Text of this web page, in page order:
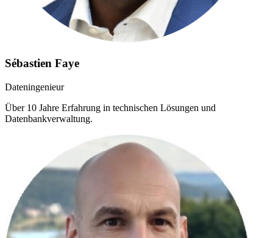
Sébastien Faye
Dateningenieur
Über 10 Jahre Erfahrung in technischen Lösungen und
Datenbankverwaltung.